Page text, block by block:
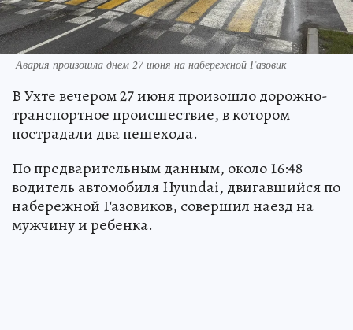
Авария произошла днем 27 июня на набережной Газовик
В Ухте вечером 27 июня произошло дорожно-
транспортное происшествие, в котором
пострадали два пешехода.
По предварительным данным, около 16:48
водитель автомобиля Hyundai, двигавшийся по
набережной Газовиков, совершил наезд на
мужчину и ребенка.